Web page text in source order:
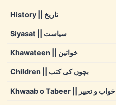
History || تاریخ
Siyasat || سیاست
Khawateen || خواتین
Children || بچوں کی کتب
Khwaab o Tabeer || خواب و تعبیر